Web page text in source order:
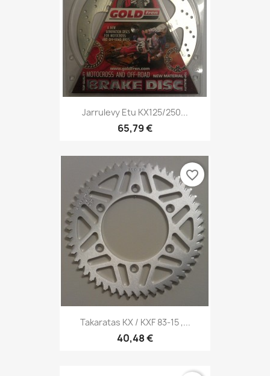
Jarrulevy Etu KX125/250...
65,79 €
Takaratas KX / KXF 83-15 ,...
40,48 €
favorite_border